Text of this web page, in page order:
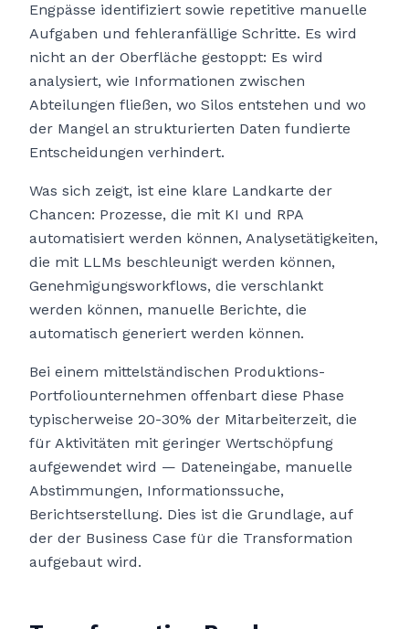
Engpässe identifiziert sowie repetitive manuelle
Aufgaben und fehleranfällige Schritte. Es wird
nicht an der Oberfläche gestoppt: Es wird
analysiert, wie Informationen zwischen
Abteilungen fließen, wo Silos entstehen und wo
der Mangel an strukturierten Daten fundierte
Entscheidungen verhindert.
Was sich zeigt, ist eine klare Landkarte der
Chancen: Prozesse, die mit KI und RPA
automatisiert werden können, Analysetätigkeiten,
die mit LLMs beschleunigt werden können,
Genehmigungsworkflows, die verschlankt
werden können, manuelle Berichte, die
automatisch generiert werden können.
Bei einem mittelständischen Produktions-
Portfoliounternehmen offenbart diese Phase
typischerweise 20-30% der Mitarbeiterzeit, die
für Aktivitäten mit geringer Wertschöpfung
aufgewendet wird — Dateneingabe, manuelle
Abstimmungen, Informationssuche,
Berichtserstellung. Dies ist die Grundlage, auf
der der Business Case für die Transformation
aufgebaut wird.